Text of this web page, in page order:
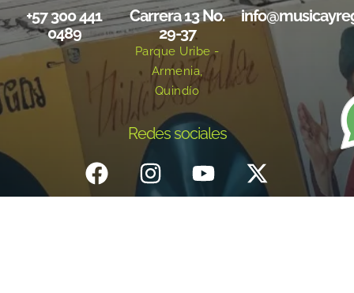
+57 300 441
0489
Carrera 13 No.
29-37
Parque Uribe -
Armenia,
Quindío
Redes sociales